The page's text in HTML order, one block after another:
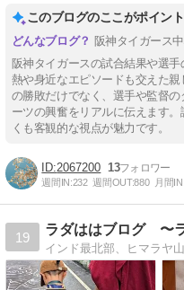
このブログのここがポイント
阪神タイガース
阪神タイガースの試合結果や選
熱や身近なエピソードも交えた
の勝敗だけでなく、選手や監督
ーツの興奮をリアルに伝えます
くも客観的な視点が魅力です。
2067200 13
週間IN:232 週間OUT:880 月間IN:
19
ラダははブログ